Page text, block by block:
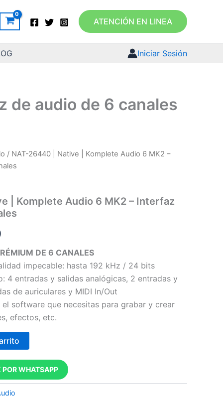
ATENCIÓN EN LINEA
Iniciar Sesión
de audio de 6 canales
/ NAT-26440 | Native | Komplete Audio 6 MK2 –
| Komplete Audio 6 MK2 – Interfaz
DE 6 CANALES
impecable: hasta 192 kHz / 24 bits
4 entradas y salidas analógicas, 2 entradas y
de auriculares y MIDI In/Out
software que necesitas para grabar y crear
efectos, etc.
WHATSAPP